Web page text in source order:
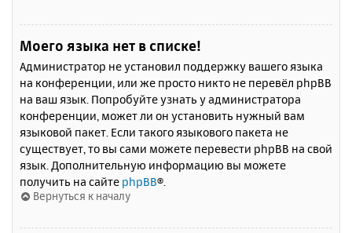
Моего языка нет в списке!
Администратор не установил поддержку вашего языка
на конференции, или же просто никто не перевёл phpBB
на ваш язык. Попробуйте узнать у администратора
конференции, может ли он установить нужный вам
языковой пакет. Если такого языкового пакета не
существует, то вы сами можете перевести phpBB на свой
язык. Дополнительную информацию вы можете
получить на сайте phpBB®.
Вернуться к началу